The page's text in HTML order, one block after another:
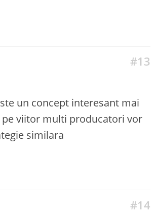
#13
un concept interesant mai
viitor multi producatori vor
similara
#14